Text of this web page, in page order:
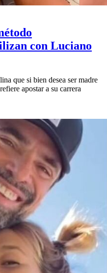
con Luciano
que si bien desea ser madre
apostar a su carrera